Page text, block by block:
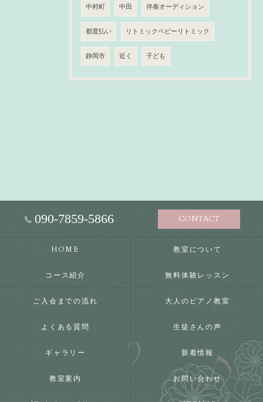
中村町 中田 伴奏オーディション
都度払い リトミックベビーリトミック
静岡市 近く 子ども
090-7859-5866 CONTACT
HOME 教室について
コース紹介 無料体験レッスン
ご入会までの流れ 大人のピアノ教室
よくある質問 生徒さんの声
ギャラリー 新着情報
教室案内 お問い合わせ